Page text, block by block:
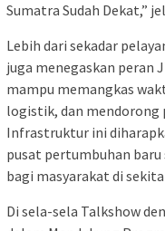
Sumatra Sudah Dekat,”
Lebih dari sekadar
juga menegaskan peran
mampu memangkas
logistik, dan
Infrastruktur ini
pusat pertumbuhan
bagi masyarakat di
Di sela-sela Talkshow